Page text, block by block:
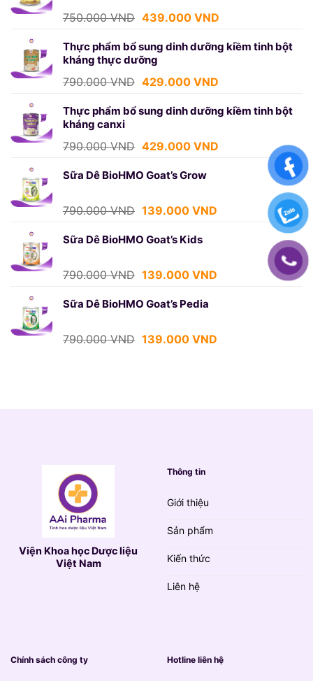
750.000VND Giá
là:
750.000 VND.
439.000 VNDGiá
tại
Thực phẩm bổ sung dinh dưỡng kiềm tinh bột
kháng thực dưỡng
790.000VND Giá
là:
429.000 VNDGiá
tại
Thực phẩm bổ sung dinh dưỡng kiềm tinh bột
kháng canxi
790.000VND Giá
là:
429.000 VNDGiá
429.000 VND.
Sữa Dê BioHMO Goat’s Grow
790.000VND Giá
là:
139.000 VNDGiá
139.000 VND.
Sữa Dê BioHMO Goat’s Kids
790.000VND Giá
là:
139.000 VNDGiá
Sữa Dê BioHMO Goat’s Pedia
790.000VND Giá
139.000 VNDGiá
Viện Khoa học Dược liệu
Việt Nam
Thông tin
Giới thiệu
Sản phẩm
Kiến thức
Liên hệ
Chính sách công ty Hotline liên hệ